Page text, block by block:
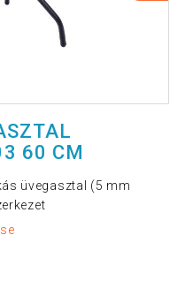
60 CM
üvegasztal (5 mm